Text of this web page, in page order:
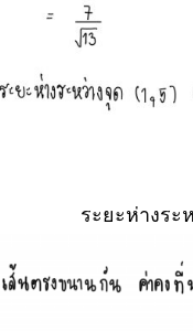
ระยะห่างระ